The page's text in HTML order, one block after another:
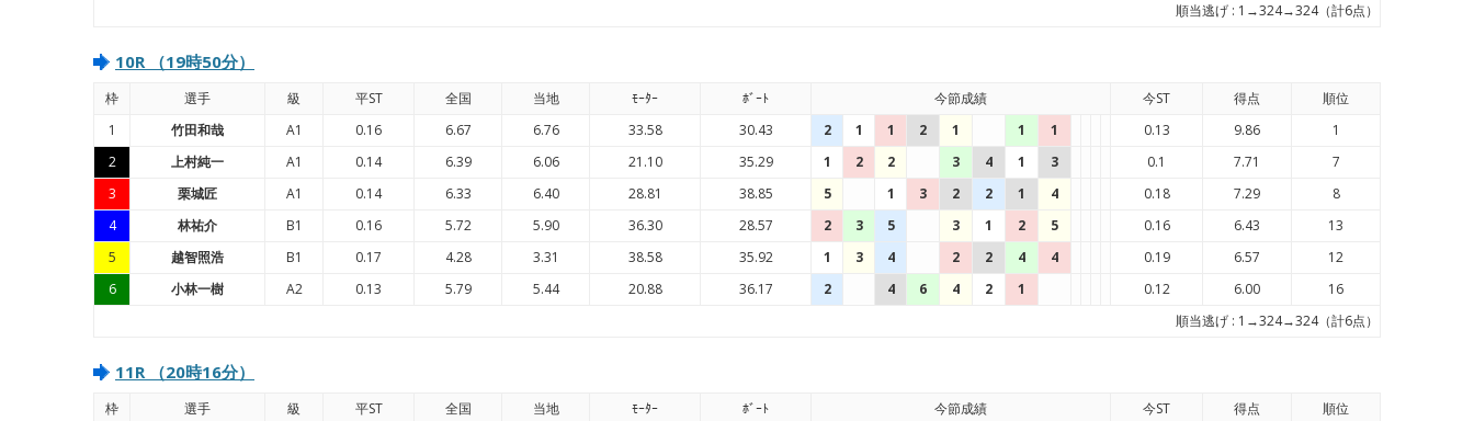
順当逃げ : 1→324→324（計6点）
10R （19時50分）
枠 選手 級 平ST 全国 当地 ﾓｰﾀｰ ﾎﾞｰﾄ 今節成績 今ST 得点
順位
1
竹田和哉 A1 0.16 6.67 6.76 33.58 30.43 2 1 1 2 1 1 1 0.13 9.86
1
2
上村純一 A1 0.14 6.39 6.06 21.10 35.29 1 2 2 3 4 1 3 0.1 7.71
7
3
栗城匠 A1 0.14 6.33 6.40 28.81 38.85 5 1 3 2 2 1 4 0.18 7.29
8
4
林祐介 B1 0.16 5.72 5.90 36.30 28.57 2 3 5 3 1 2 5 0.16 6.43
13
5
越智照浩 B1 0.17 4.28 3.31 38.58 35.92 1 3 4 2 2 4 4 0.19 6.57
12
6
小林一樹 A2 0.13 5.79 5.44 20.88 36.17 2 4 6 4 2 1 0.12 6.00
16
順当逃げ : 1→324→324（計6点）
11R （20時16分）
枠 選手 級 平ST 全国 当地 ﾓｰﾀｰ ﾎﾞｰﾄ 今節成績 今ST 得点 順位